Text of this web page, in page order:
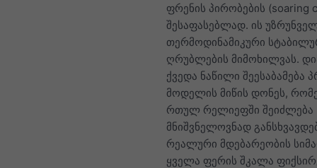
ფრენის პირობების (soaring
შესაფასებლად. ის
თერმოდინამიკური
ღრუბლების მიმოხილვას.
ქვედა ნაწილი შეესაბამება
მოდელის მიწის დონეს,
რთულ რელიეფში შეიძლება
მნიშვნელოვნად
რეალური მდებარეობის
ყველა ფერის შკალა